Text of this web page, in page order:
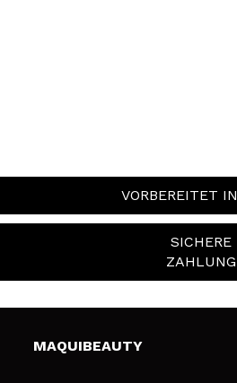
VORBEREITET IN
SICHERE
ZAHLUNG
MAQUIBEAUTY